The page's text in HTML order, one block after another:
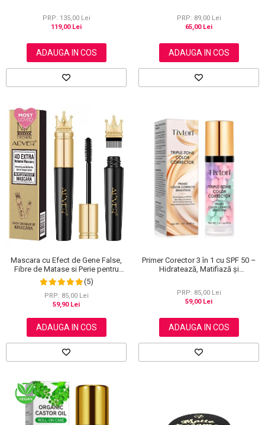
PRP: 135,00 Lei
119,00 Lei
ADAUGA IN COS
PRP: 89,00 Lei
65,00 Lei
ADAUGA IN COS
Mascara cu Efect de Gene False,
Fibre de Matase si Perie pentru
Curbare, Aliver 4D Extra Volume,
Waterproof, Negru,10 g
(5)
PRP: 85,00 Lei
59,90 Lei
ADAUGA IN COS
Primer Corector 3 în 1 cu SPF 50 –
Hidratează, Matifiază și
PRP: 85,00 Lei
59,00 Lei
ADAUGA IN COS